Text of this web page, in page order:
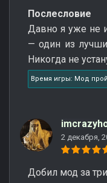
Послесловие
Давно я уже не
— один из
Никогда не
Время игры: Мод
2 декабря,
Добил мод за